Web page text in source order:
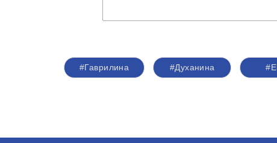
#Гаврилина #Духанина